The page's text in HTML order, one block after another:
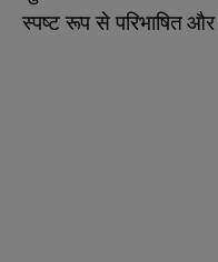
स्पष्ट रूप से परिभाषित